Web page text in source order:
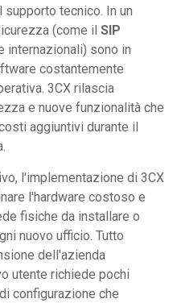
tecnico. In un
(come il SIP
internazionali) sono in
costantemente
3CX rilascia
e nuove funzionalità che
aggiuntivi durante il
l'implementazione di 3CX
l'hardware costoso e
fisiche da installare o
nuovo ufficio. Tutto
dell'azienda
utente richiede pochi
configurazione che